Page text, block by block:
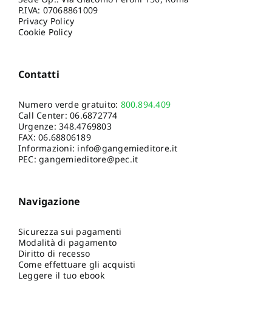
P.IVA: 07068861009
Privacy Policy
Cookie Policy
Contatti
Numero verde gratuito: 800.894.409
Call Center:06.6872774
Urgenze:348.4769803
FAX: 06.68806189
Informazioni: info@gangemieditore.it
PEC: gangemieditore@pec.it
Navigazione
Sicurezza sui pagamenti
Modalità di pagamento
Diritto di recesso
Come effettuare gli acquisti
Leggere il tuo ebook